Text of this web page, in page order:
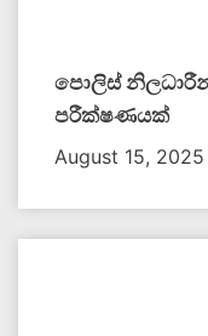
පොලිස්
පරීක්ෂණයක්
August 15, 2025